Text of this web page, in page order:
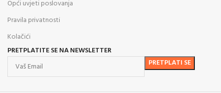
Opći uvjeti poslovanja
Pravila privatnosti
Kolačići
PRETPLATITE SE NA NEWSLETTER